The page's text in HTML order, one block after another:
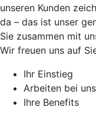
unseren Kunden
da – das ist unser
Sie zusammen mit
Wir freuen uns auf
Ihr Einstieg
Arbeiten bei uns
Ihre Benefits